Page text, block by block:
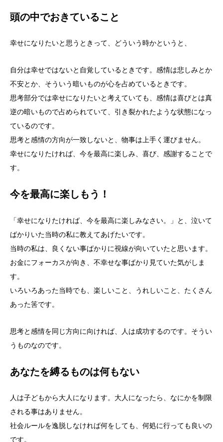
頭の中でおきていること
幸せになりたいと思うときって、どういう時かというと、
自分は幸せではないと自覚しているときです。感情は悲しみとか
不安とか、そういう暗いものが心を占めているときです。
思考部分では幸せになりたいと考えていても、感情は喜びとは真
逆の暗いもので占められていて、引き裂かれたような状態になっ
ているのです。
思考と感情の方向が一致しないと、物事は上手く運びません。
幸せになりたければ、今を最高に楽しみ、喜び、感謝することで
す。
今を最高に楽しもう！
「幸せになりたければ、今を最高に楽しみなさい。」と、泣いて
ばかりいた当時の私に教えてあげたいです。
当時の私は、良くない事ばかりに視線が向いていたと思います。
お金にフォーカスが向き、不幸せな事ばかり見ていた気がしま
す。
いろいろあった当時でも、楽しいこと、うれしいこと、たくさん
あった筈です。
思考と感情を同じ方向に向ければ、人は成功するのです。そうい
うものなのです。
あなたを縛るものは何もない
人は子どもから大人になります。大人になったら、なにかを制限
される事はありません。
社会ルールを逸脱しなければ何をしても、何処に行っても良いの
です。